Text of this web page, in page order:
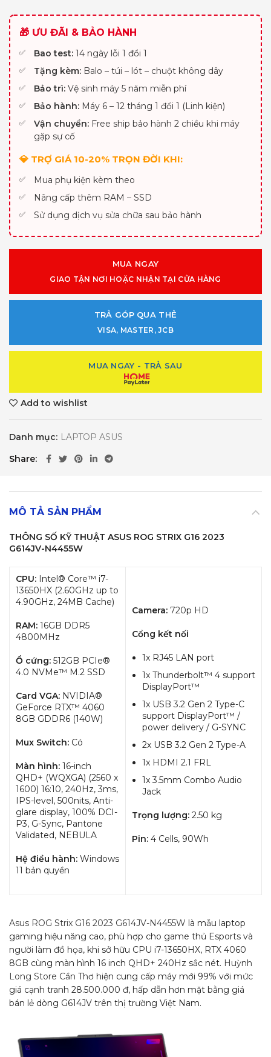
🎁 ƯU ĐÃI & BẢO HÀNH
Bao test: 14 ngày lỗi 1 đổi 1
Tặng kèm: Balo – túi – lót – chuột không dây
Bảo trì: Vệ sinh máy 5 năm miễn phí
Bảo hành: Máy 6 – 12 tháng 1 đổi 1 (Linh kiện)
Vận chuyển: Free ship bảo hành 2 chiều khi máy
gặp sự cố
💎 TRỢ GIÁ 10-20% TRỌN ĐỜI KHI:
Mua phụ kiện kèm theo
Nâng cấp thêm RAM – SSD
Sử dụng dịch vụ sửa chữa sau bảo hành
MUA NGAY
GIAO TẬN NƠI HOẶC NHẬN TẠI CỬA HÀNG
TRẢ GÓP QUA THẺ
VISA, MASTER, JCB
MUA NGAY - TRẢ SAU
Add to wishlist
Danh mục: LAPTOP ASUS
Share
MÔ TẢ SẢN PHẨM
THÔNG SỐ KỸ THUẬT ASUS ROG STRIX G16 2023
G614JV-N4455W
CPU: Intel® Core™ i7-
13650HX (2.60GHz up to
4.90GHz, 24MB Cache)
RAM: 16GB DDR5
4800MHz
Ổ cứng: 512GB PCIe®
4.0 NVMe™ M.2 SSD
Card VGA: NVIDIA®
GeForce RTX™ 4060
8GB GDDR6 (140W)
Mux Switch: Có
Màn hình: 16-inch
QHD+ (WQXGA) (2560 x
1600) 16:10, 240Hz, 3ms,
IPS-level, 500nits, Anti-
glare display, 100% DCI-
P3, G-Sync, Pantone
Validated, NEBULA
Hệ điều hành: Windows
11 bản quyền
Camera: 720p HD
Cổng kết nối
1x RJ45 LAN port
1x Thunderbolt™ 4 support
DisplayPort™
1x USB 3.2 Gen 2 Type-C
support DisplayPort™ /
power delivery / G-SYNC
2x USB 3.2 Gen 2 Type-A
1x HDMI 2.1 FRL
1x 3.5mm Combo Audio
Jack
Trọng lượng: 2.50 kg
Pin: 4 Cells, 90Wh
Asus ROG Strix G16 2023 G614JV-N4455W là mẫu laptop
gaming hiệu năng cao, phù hợp cho game thủ Esports và
người làm đồ họa, khi sở hữu CPU i7-13650HX, RTX 4060
8GB cùng màn hình 16 inch QHD+ 240Hz sắc nét. Huỳnh
Long Store Cần Thơ hiện cung cấp máy mới 99% với mức
giá cạnh tranh 28.500.000 đ, hấp dẫn hơn mặt bằng giá
bán lẻ dòng G614JV trên thị trường Việt Nam.​